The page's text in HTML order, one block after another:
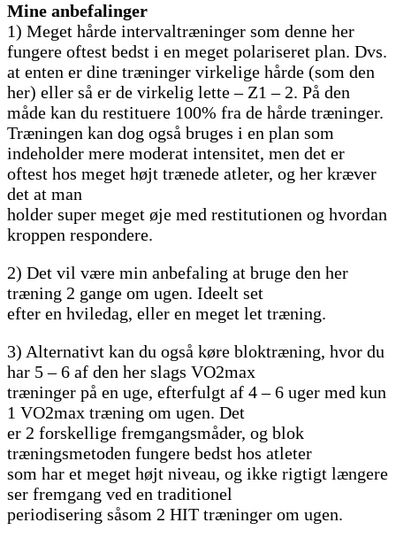
Mine anbefalinger
1) Meget hårde intervaltræninger som denne her
fungere oftest bedst i en meget polariseret plan. Dvs.
at enten er dine træninger virkelige hårde (som den
her) eller så er de virkelig lette – Z1 – 2. På den
måde kan du restituere 100% fra de hårde træninger.
Træningen kan dog også bruges i en plan som
indeholder mere moderat intensitet, men det er
oftest hos meget højt trænede atleter, og her kræver
det at man
holder super meget øje med restitutionen og hvordan
kroppen respondere.
2) Det vil være min anbefaling at bruge den her
træning 2 gange om ugen. Ideelt set
efter en hviledag, eller en meget let træning.
3) Alternativt kan du også køre bloktræning, hvor du
har 5 – 6 af den her slags VO2max
træninger på en uge, efterfulgt af 4 – 6 uger med kun
1 VO2max træning om ugen. Det
er 2 forskellige fremgangsmåder, og blok
træningsmetoden fungere bedst hos atleter
som har et meget højt niveau, og ikke rigtigt længere
ser fremgang ved en traditionel
periodisering såsom 2 HIT træninger om ugen.